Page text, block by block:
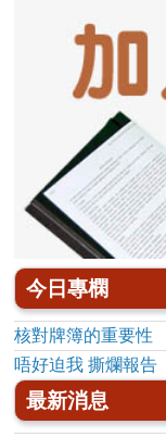
今日專㯗
核對牌簿的重要性
唔好迫我 撕爛報告
最新消息